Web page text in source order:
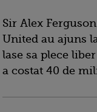
Sir Alex
United au ajuns
lase sa plece
a costat 40 de